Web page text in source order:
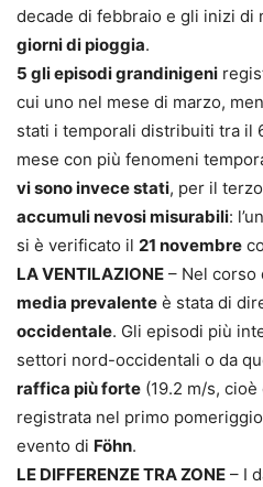
decade di febbraio e gli inizi di
giorni di pioggia.
5 gli episodi grandinigeni
cui uno nel mese di marzo,
stati i temporali distribuiti tra il
mese con più fenomeni
vi sono invece stati, per il
accumuli nevosi misurabili:
si è verificato il 21 novembre
LA VENTILAZIONE – Nel corso
media prevalente è stata di
occidentale. Gli episodi più
settori nord-occidentali o da
raffica più forte (19.2 m/s, cioè
registrata nel primo
evento di Föhn.
LE DIFFERENZE TRA ZONE – I